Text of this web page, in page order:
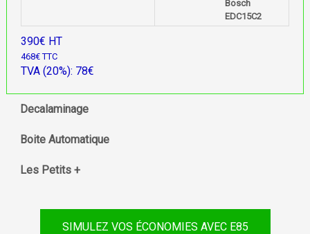
Bosch
EDC15C2
390€ HT
468€ TTC
TVA (20%): 78€
Decalaminage
Boite Automatique
Les Petits +
SIMULEZ VOS ÉCONOMIES AVEC E85